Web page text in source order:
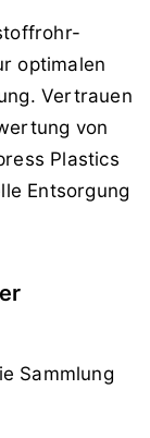
optimalen
Vertrauen
von
Plastics
Entsorgung
Sammlung